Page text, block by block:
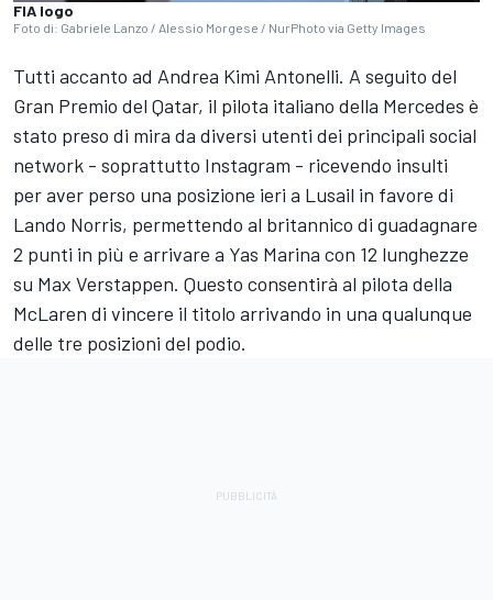
FIA logo
Foto di: Gabriele Lanzo / Alessio Morgese / NurPhoto via Getty Images
Tutti accanto ad Andrea Kimi Antonelli. A seguito del
Gran Premio del Qatar, il pilota italiano della Mercedes è
stato preso di mira da diversi utenti dei principali social
network - soprattutto Instagram - ricevendo insulti
per aver perso una posizione ieri a Lusail in favore di
Lando Norris, permettendo al britannico di guadagnare
2 punti in più e arrivare a Yas Marina con 12 lunghezze
su Max Verstappen. Questo consentirà al pilota della
McLaren di vincere il titolo arrivando in una qualunque
delle tre posizioni del podio.